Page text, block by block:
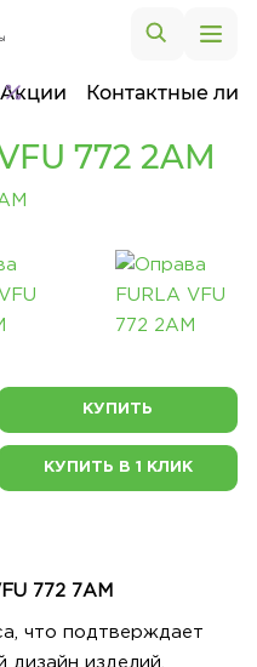
Акции Контактные
772 2AM
КУПИТЬ
КУПИТЬ В 1 КЛИК
772 7AM
что подтверждает
дизайн изделий.